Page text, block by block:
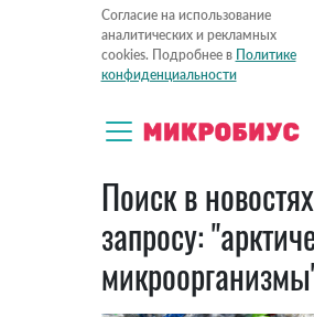
Согласие на использование
аналитических и рекламных
cookies. Подробнее в Политике
конфиденциальности
Поиск в
запросу: